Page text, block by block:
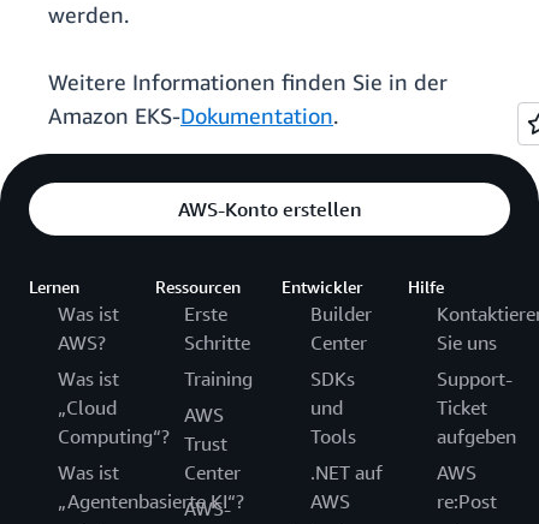
werden.
Weitere Informationen finden Sie in der
Amazon EKS-Dokumentation.
AWS-Konto erstellen
Lernen
Was ist
AWS?
Was ist
„Cloud
Computing“?
Was ist
„Agentenbasierte KI“?
Ressourcen
Erste
Schritte
Training
AWS
Trust
Center
AWS-
Entwickler
Builder
Center
SDKs
und
Tools
.NET auf
AWS
Hilfe
Sie uns
Support-
Ticket
aufgeben
AWS
re:Post